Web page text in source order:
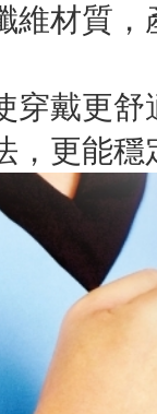
材質，
穿戴更舒
更能穩